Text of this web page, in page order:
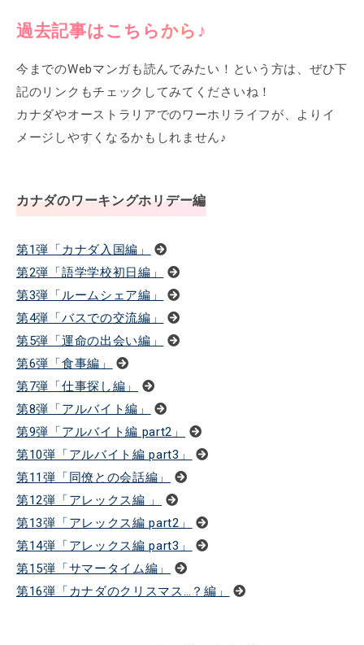
過去記事はこちらから♪
今までのWebマンガも読んでみたい！という方は、ぜひ下
記のリンクもチェックしてみてくださいね！
カナダやオーストラリアでのワーホリライフが、よりイ
メージしやすくなるかもしれません♪
カナダのワーキングホリデー編
第1弾「カナダ入国編」
第2弾「語学学校初日編」
第3弾「ルームシェア編」
第4弾「バスでの交流編」
第5弾「運命の出会い編」
第6弾「食事編」
第7弾「仕事探し編」
第8弾「アルバイト編」
第9弾「アルバイト編 part2」
第10弾「アルバイト編 part3」
第11弾「同僚との会話編」
第12弾「アレックス編 」
第13弾「アレックス編 part2」
第14弾「アレックス編 part3」
第15弾「サマータイム編」
第16弾「カナダのクリスマス…？編」